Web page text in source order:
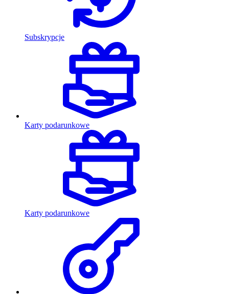
Subskrypcje
Karty podarunkowe
Karty podarunkowe